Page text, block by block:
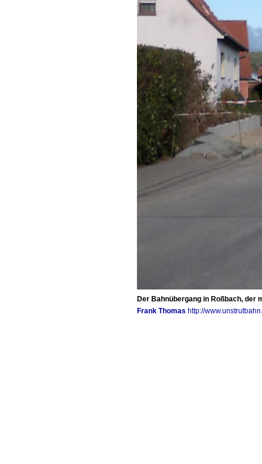
Der Bahnübergang in Roßbach, der
Frank Thomas http://